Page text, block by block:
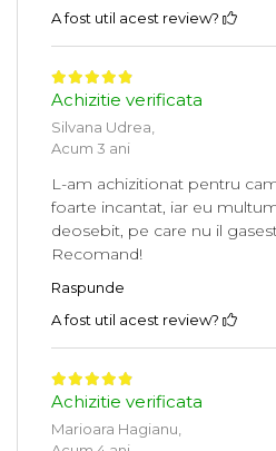
A fost util acest review?
Achizitie verificata
Silvana Udrea,
Acum 3 ani
L-am achizitionat pentru
foarte incantat, iar eu
deosebit, pe care nu il
Recomand!
Raspunde
A fost util acest review?
Achizitie verificata
Marioara Hagianu,